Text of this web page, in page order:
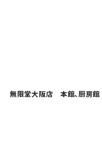
無限堂大阪店 本館、厨房館